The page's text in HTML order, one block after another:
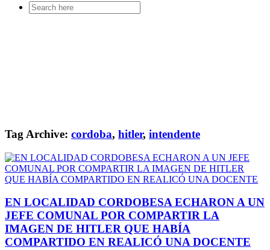
Search
for:
Tag Archive: cordoba, hitler, intendente
EN LOCALIDAD CORDOBESA ECHARON A UN
JEFE COMUNAL POR COMPARTIR LA
IMAGEN DE HITLER QUE HABÍA
COMPARTIDO EN REALICÓ UNA DOCENTE